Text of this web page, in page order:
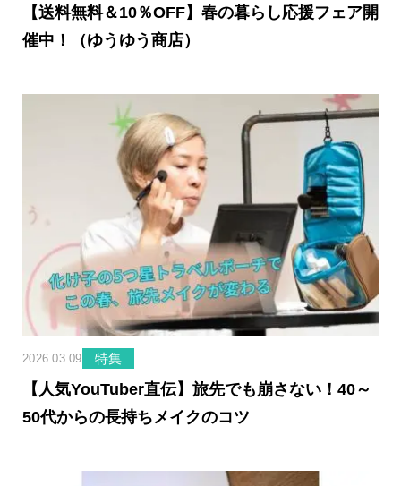
【送料無料＆10％OFF】春の暮らし応援フェア開
催中！（ゆうゆう商店）
2026.03.09 特集
【人気YouTuber直伝】旅先でも崩さない！40～
50代からの長持ちメイクのコツ